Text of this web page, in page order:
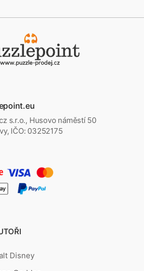
s.r.o., Husovo náměstí 50
IČO: 03252175
Disney